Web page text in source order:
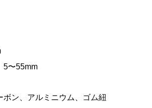
〜55mm
ボン、アルミニウム、ゴム紐